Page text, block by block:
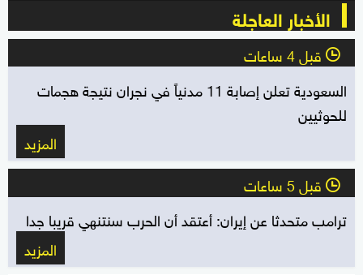
الأخبار العاجلة
l قبل 4 ساعات
السعودية تعلن إصابة 11 مدنياً في نجران نتيجة هجمات
للحوثيين
المزيد
l قبل 5 ساعات
ترامب متحدثا عن إيران: أعتقد أن الحرب سنتنهي قريبا جدا
المزيد